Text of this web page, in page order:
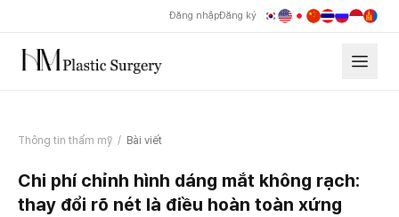
Đăng nhậpĐăng ký
Thông tin thẩm mỹ / Bài viết
Chi phí chỉnh hình dáng mắt không rạch:
thay đổi rõ nét là điều hoàn toàn xứng